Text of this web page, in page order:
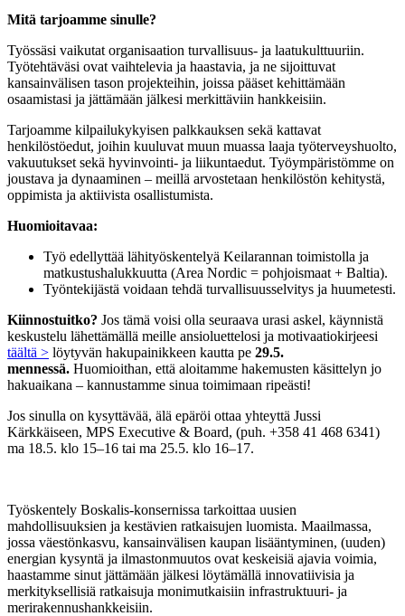
Mitä tarjoamme sinulle?
Työssäsi vaikutat organisaation turvallisuus- ja laatukulttuuriin.
Työtehtäväsi ovat vaihtelevia ja haastavia, ja ne sijoittuvat
kansainvälisen tason projekteihin, joissa pääset kehittämään
osaamistasi ja jättämään jälkesi merkittäviin hankkeisiin.
Tarjoamme kilpailukykyisen palkkauksen sekä kattavat
henkilöstöedut, joihin kuuluvat muun muassa laaja työterveyshuolto,
vakuutukset sekä hyvinvointi- ja liikuntaedut. Työympäristömme on
joustava ja dynaaminen – meillä arvostetaan henkilöstön kehitystä,
oppimista ja aktiivista osallistumista.
Huomioitavaa:
Työ edellyttää lähityöskentelyä Keilarannan toimistolla ja
matkustushalukkuutta (Area Nordic = pohjoismaat + Baltia).
Työntekijästä voidaan tehdä turvallisuusselvitys ja huumetesti.
Kiinnostuitko? Jos tämä voisi olla seuraava urasi askel, käynnistä
keskustelu lähettämällä meille ansioluettelosi ja motivaatiokirjeesi
täältä > löytyvän hakupainikkeen kautta pe 29.5.
mennessä. Huomioithan, että aloitamme hakemusten käsittelyn jo
hakuaikana – kannustamme sinua toimimaan ripeästi!
Jos sinulla on kysyttävää, älä epäröi ottaa yhteyttä Jussi
Kärkkäiseen, MPS Executive & Board, (puh. +358 41 468 6341)
ma 18.5. klo 15–16 tai ma 25.5. klo 16–17.
Työskentely Boskalis-konsernissa tarkoittaa uusien
mahdollisuuksien ja kestävien ratkaisujen luomista. Maailmassa,
jossa väestönkasvu, kansainvälisen kaupan lisääntyminen, (uuden)
energian kysyntä ja ilmastonmuutos ovat keskeisiä ajavia voimia,
haastamme sinut jättämään jälkesi löytämällä innovatiivisia ja
merkityksellisiä ratkaisuja monimutkaisiin infrastruktuuri- ja
merirakennushankkeisiin.